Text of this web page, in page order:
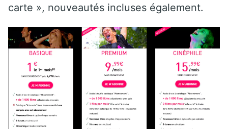
carte », nouveautés incluses également.